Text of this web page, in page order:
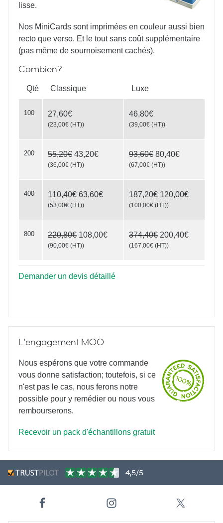
Property Cards
EXIT Classic
lisse.
Nos MiniCards sont imprimées en couleur aussi bien
recto que verso. Et le tout sans coût supplémentaire
(pas même de sournoisement cachés).
Combien?
Qté Classique Luxe
100 27,60€
(23,00€ (HT))
46,80€
(39,00€ (HT))
200 55,20€ 43,20€
(36,00€ (HT))
93,60€ 80,40€
(67,00€ (HT))
400 110,40€ 63,60€
(53,00€ (HT))
187,20€ 120,00€
(100,00€ (HT))
800 220,80€ 108,00€
(90,00€ (HT))
374,40€ 200,40€
(167,00€ (HT))
Demander un devis détaillé
L'engagement MOO
Nous espérons que votre commande
vous donne satisfaction; toutefois, si ce
n'est pas le cas, nous ferons notre
possible pour y remédier ou nous vous
rembourserons.
Recevoir un pack d'échantillons gratuit
4,5/5